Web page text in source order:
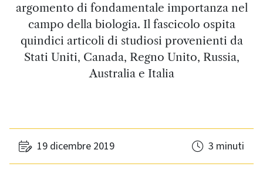
argomento di fondamentale importanza nel
campo della biologia. Il fascicolo ospita
quindici articoli di studiosi provenienti da
Stati Uniti, Canada, Regno Unito, Russia,
Australia e Italia
19 dicembre 2019 3 minuti